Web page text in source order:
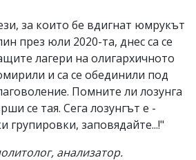
за които бе вдигнат юмрукът
през юли 2020-та, днес са се
лагери на олигархичното
и са се обединили под
Помните ли лозунга
се тая. Сега лозунгът е -
групировки, заповядайте...!"
анализатор.